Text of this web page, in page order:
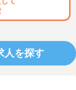
人を探す